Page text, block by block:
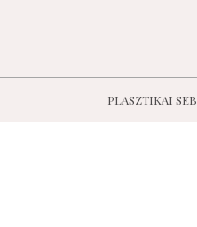
PLASZTIKAI